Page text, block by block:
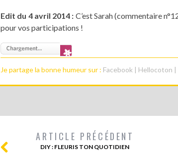
Edit du 4 avril 2014 : C’est Sarah (commentaire
pour vos participations !
Je partage la bonne humeur sur : Facebook | Hellocoton |
ARTICLE PRÉCÉDENT
DIY : FLEURIS TON QUOTIDIEN